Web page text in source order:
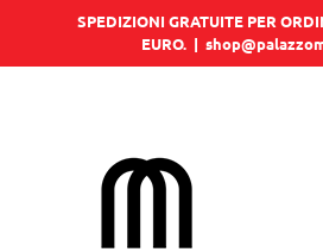
SPEDIZIONI GRATUITE PER
EURO. |